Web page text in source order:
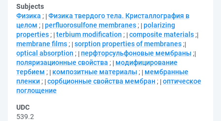
Subjects
Физика ; Физика твердого тела. Кристаллография в
целом ; perfluorosulfone membranes ; polarizing
properties ; terbium modification ; composite materials ;
membrane films ; sorption properties of membranes ;
optical absorption ; перфторсульфоновые мембраны ;
поляризационные свойства ;
модифицирование
тербием ; композитные материалы ;
мембранные
пленки ; сорбционные свойства мембран ; оптическое
поглощение
UDC
539.2